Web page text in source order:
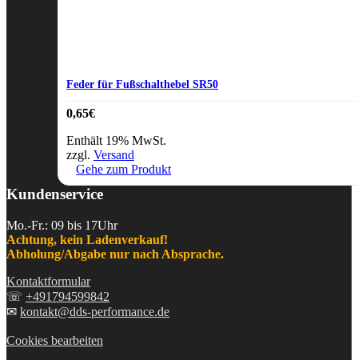
Feder für Fußschalthebel SR50
0,65€
Enthält 19% MwSt.
zzgl. Versand
Gehe zum Produkt
Kundenservice
Mo.-Fr.: 09 bis 17Uhr
Achtung, kein Ladenverkauf!
Abholung/Abgabe nur nach Absprache.
Kontaktformular
☏ +491794599842
✉ kontakt@dds-performance.de
Cookies bearbeiten